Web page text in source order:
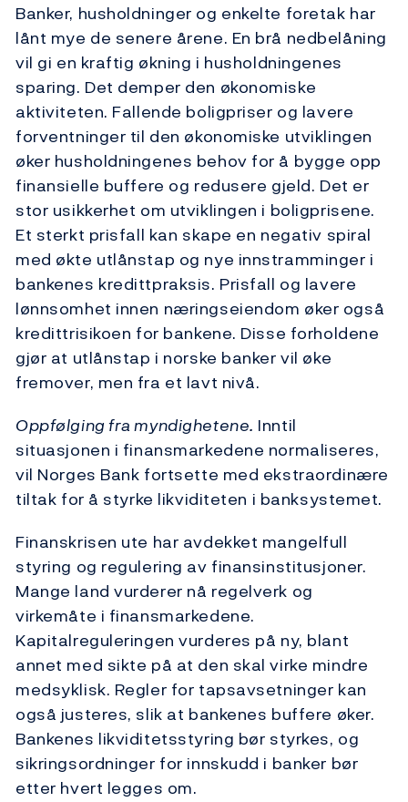
Banker, husholdninger og enkelte foretak har
lånt mye de senere årene. En brå nedbelåning
vil gi en kraftig økning i husholdningenes
sparing. Det demper den økonomiske
aktiviteten. Fallende boligpriser og lavere
forventninger til den økonomiske utviklingen
øker husholdningenes behov for å bygge opp
finansielle buffere og redusere gjeld. Det er
stor usikkerhet om utviklingen i boligprisene.
Et sterkt prisfall kan skape en negativ spiral
med økte utlånstap og nye innstramminger i
bankenes kredittpraksis. Prisfall og lavere
lønnsomhet innen næringseiendom øker også
kredittrisikoen for bankene. Disse forholdene
gjør at utlånstap i norske banker vil øke
fremover, men fra et lavt nivå.
Oppfølging fra myndighetene. Inntil
situasjonen i finansmarkedene normaliseres,
vil Norges Bank fortsette med ekstraordinære
tiltak for å styrke likviditeten i banksystemet.
Finanskrisen ute har avdekket mangelfull
styring og regulering av finansinstitusjoner.
Mange land vurderer nå regelverk og
virkemåte i finansmarkedene.
Kapitalreguleringen vurderes på ny, blant
annet med sikte på at den skal virke mindre
medsyklisk. Regler for tapsavsetninger kan
også justeres, slik at bankenes buffere øker.
Bankenes likviditetsstyring bør styrkes, og
sikringsordninger for innskudd i banker bør
etter hvert legges om.